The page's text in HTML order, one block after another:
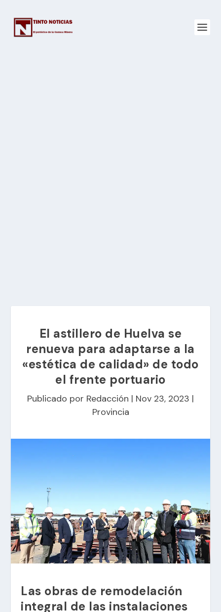
El astillero de Huelva se
renueva para adaptarse a la
«estética de calidad» de todo
el frente portuario
Publicado por Redacción | Nov 23, 2023 |
Provincia
Las obras de remodelación
integral de las instalaciones